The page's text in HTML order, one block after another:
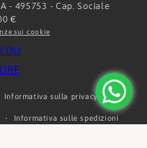
- 495753 - Cap. Sociale
€
sui cookie
Informativa sulla privacy
Informativa sulle spedizioni